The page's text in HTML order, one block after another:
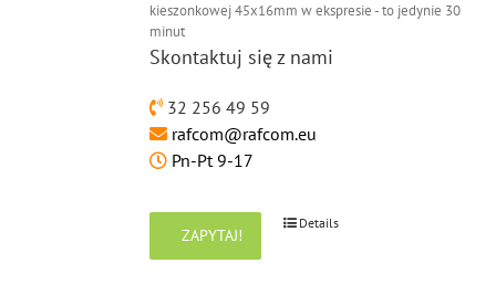
kieszonkowej 45x16mm w ekspresie - to jedynie 30
minut
Skontaktuj się z nami
32 256 49 59
rafcom@rafcom.eu
Pn-Pt 9-17
ZAPYTAJ!
Details